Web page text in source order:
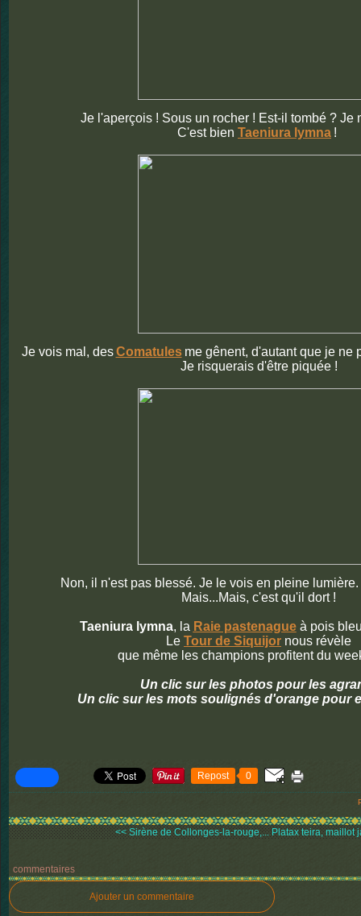
Je l'aperçois ! Sous un rocher ! Est-il tombé ? Je
C'est bien Taeniura lymna !
Je vois mal, des Comatules me gênent, d'autant que je ne
Je risquerais d'être piquée !
Non, il n'est pas blessé. Je le vois en pleine
Mais...Mais, c'est qu'il dort !
Taeniura lymna, la Raie pastenagueà pois
Le Tour de Siquijor nous révèle
que même les champions profitent du
Un clic sur les photos pour les
Un clic sur les mots soulignés d'orange pour
Repost 0
<< Sirène de Collonges-la-rouge,... Platax teira, maillot
commentaires
Ajouter un commentaire